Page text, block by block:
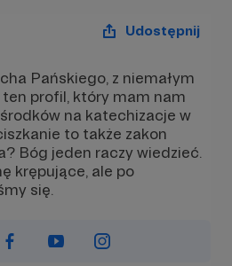
Udostępnij
Pańskiego, z niemałym
ten profil, który mam nam
na katechizacje w
to także zakon
Bóg jeden raczy wiedzieć.
krępujące, ale po
się.